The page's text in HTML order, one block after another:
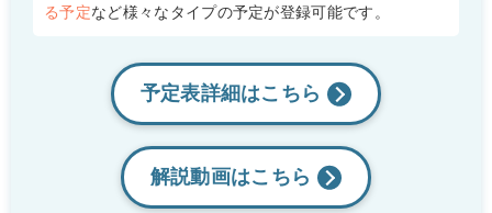
る予定など様々なタイプの予定が登録可能です。
予定表詳細はこちら
解説動画はこちら